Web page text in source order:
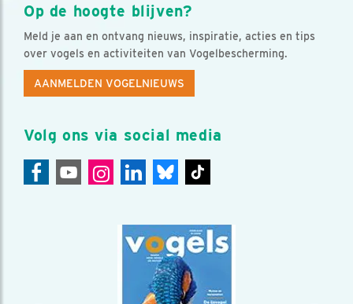
Op de hoogte blijven?
Meld je aan en ontvang nieuws, inspiratie, acties en tips
over vogels en activiteiten van Vogelbescherming.
AANMELDEN VOGELNIEUWS
Volg ons via social media